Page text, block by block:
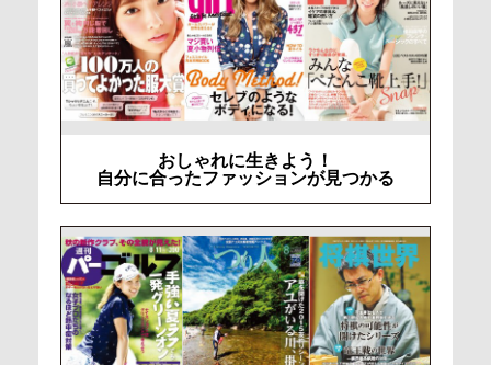
おしゃれに生きよう！
自分に合ったファッションが見つかる